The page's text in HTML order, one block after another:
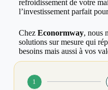
refroidissement de votre
l’investissement parfait
Chez Econormway, nous
solutions sur mesure qui
besoins mais aussi à vos
1